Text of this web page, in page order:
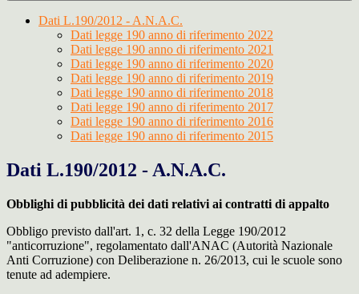
Dati L.190/2012 - A.N.A.C.
Dati legge 190 anno di riferimento 2022
Dati legge 190 anno di riferimento 2021
Dati legge 190 anno di riferimento 2020
Dati legge 190 anno di riferimento 2019
Dati legge 190 anno di riferimento 2018
Dati legge 190 anno di riferimento 2017
Dati legge 190 anno di riferimento 2016
Dati legge 190 anno di riferimento 2015
Dati L.190/2012 - A.N.A.C.
Obblighi di pubblicità dei dati relativi ai contratti di appalto
Obbligo previsto dall'art. 1, c. 32 della Legge 190/2012
"anticorruzione", regolamentato dall'ANAC (Autorità Nazionale
Anti Corruzione) con Deliberazione n. 26/2013, cui le scuole sono
tenute ad adempiere.